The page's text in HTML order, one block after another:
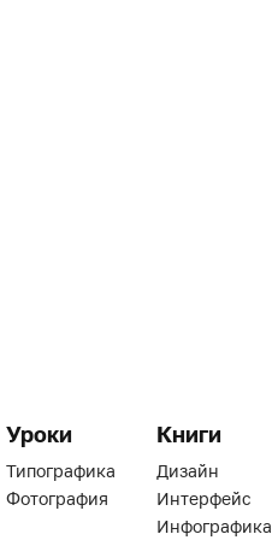
Уроки
Типографика
Фотография
Книги
Дизайн
Интерфейс
Инфографика